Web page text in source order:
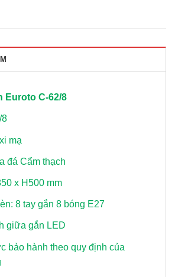
Euroto C-62/8
8
mạ
đá Cẩm thạch
x H500 mm
8 tay gắn 8 bóng E27
giữa gắn LED
bảo hành theo quy định của